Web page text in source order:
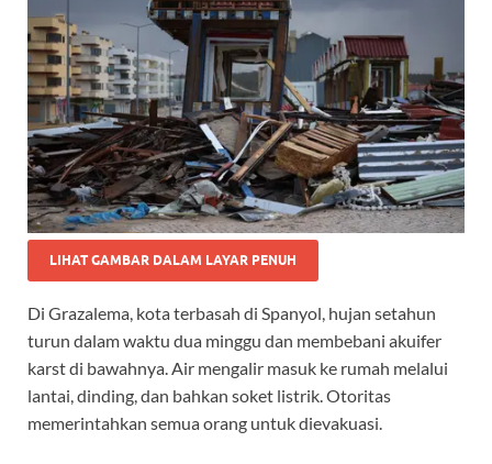
LIHAT GAMBAR DALAM LAYAR PENUH
Di Grazalema, kota terbasah di Spanyol, hujan setahun
turun dalam waktu dua minggu dan membebani akuifer
karst di bawahnya. Air mengalir masuk ke rumah melalui
lantai, dinding, dan bahkan soket listrik. Otoritas
memerintahkan semua orang untuk dievakuasi.